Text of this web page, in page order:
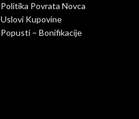
Politika Povrata Novca
Uslovi Kupovine
Popusti – Bonifikacije